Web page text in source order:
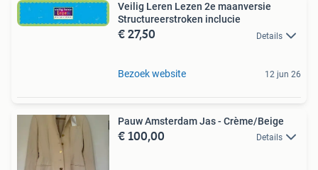
Veilig Leren Lezen 2e maanversie
Structureerstroken inclucie
€ 27,50 Details
Bezoek website 12 jun 26
Pauw Amsterdam Jas - Crème/Beige
€ 100,00 Details